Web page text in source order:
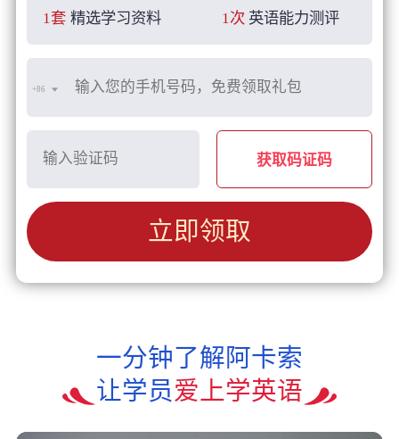
1套 精选学习资料 1次 英语能力测评
+86
获取码证码
立即领取
一分钟了解阿卡索
让学员爱上学英语